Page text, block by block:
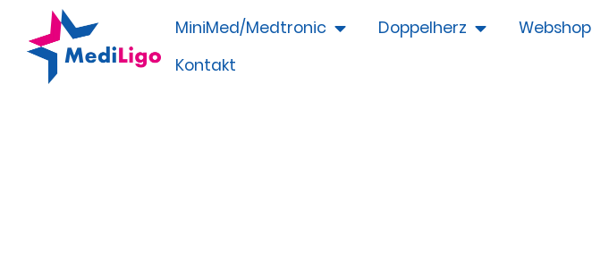
MiniMed/Medtronic Doppelherz Webshop
Kontakt